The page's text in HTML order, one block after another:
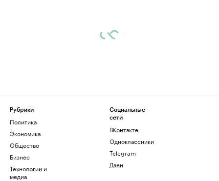
Рубрики
Политика
Экономика
Общество
Бизнес
Технологии и
медиа
Социальные
сети
ВКонтакте
Одноклассники
Telegram
Дзен